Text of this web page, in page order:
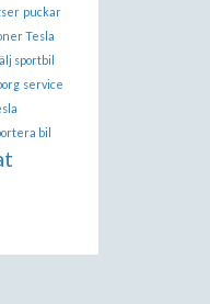
puckar
Tesla
sportbil
service
bil